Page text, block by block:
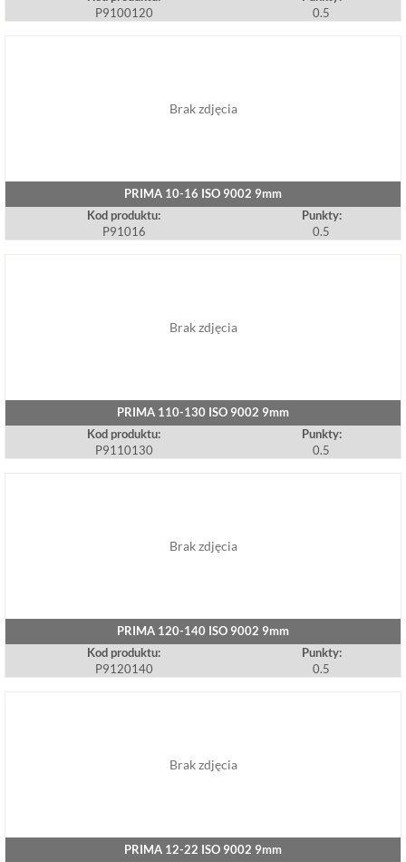
P9100120
0.5
Brak zdjęcia
PRIMA 10-16 ISO 9002 9mm
Kod produktu:
P91016
Punkty:
0.5
Brak zdjęcia
PRIMA 110-130 ISO 9002 9mm
Kod produktu:
P9110130
Punkty:
0.5
Brak zdjęcia
PRIMA 120-140 ISO 9002 9mm
Kod produktu:
P9120140
Punkty:
0.5
Brak zdjęcia
PRIMA 12-22 ISO 9002 9mm